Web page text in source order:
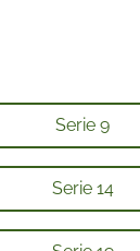
Serie 9
Serie 14